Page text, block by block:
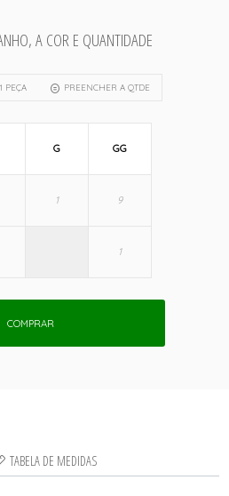
A COR E QUANTIDADE
PEÇA PREENCHER A QTDE
G GG
COMPRAR
TABELA DE MEDIDAS